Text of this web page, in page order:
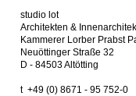
studio lot
Architekten &
Kammerer Lorber Prabst
Neuöttinger Straße 32
D - 84503 Altötting
t +49 (0) 8671 - 95 752-0